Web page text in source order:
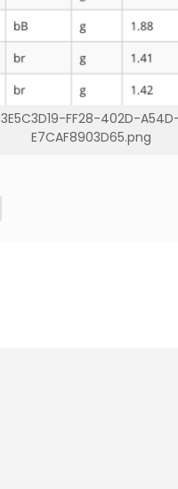
3E5C3D19-FF28-402D-
E7CAF8903D65.png